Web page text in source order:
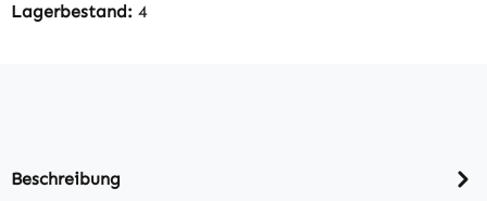
Lagerbestand: 4
Beschreibung